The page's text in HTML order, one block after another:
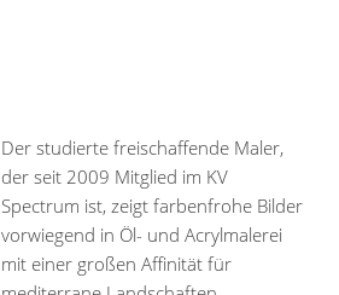
Der studierte freischaffende Maler,
der seit 2009 Mitglied im KV
Spectrum ist, zeigt farbenfrohe Bilder
vorwiegend in Öl- und Acrylmalerei
mit einer großen Affinität für